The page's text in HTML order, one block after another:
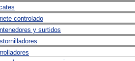
controlado
y surtidos